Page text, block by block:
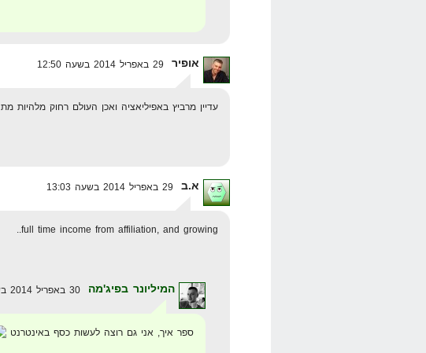
אופיר
עדיין מרביץ באפיליאציה ואכן העולם רחוק מלהיות מת
א.ב
full time income from affiliation, and growing..
המיליונר בפיג'מה
ספר איך, אני גם רוצה לעשות כסף באינטרנט